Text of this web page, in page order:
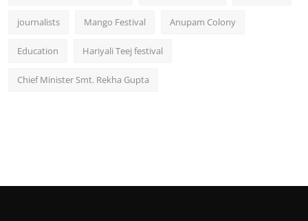
journalists Mango Festival Anupam Colony
Education Hariyali Teej festival
Chief Minister Smt. Rekha Gupta